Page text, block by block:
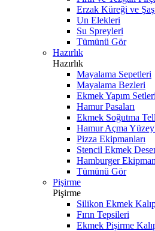
Erzak Küreği ve
Un Elekleri
Su Spreyleri
Tümünü Gör
Hazırlık
Hazırlık
Mayalama Sepetleri
Mayalama Bezleri
Ekmek Yapım Setleri
Hamur Pasaları
Ekmek Soğutma
Hamur Açma
Pizza Ekipmanları
Stencil Ekmek
Hamburger
Tümünü Gör
Pişirme
Pişirme
Silikon Ekmek
Fırın Tepsileri
Ekmek Pişirme